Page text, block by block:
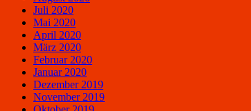
Juli 2020
Mai 2020
April 2020
März 2020
Februar 2020
Januar 2020
Dezember 2019
November 2019